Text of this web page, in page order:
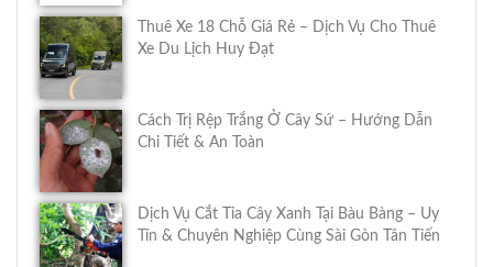
Thuê Xe 18 Chỗ Giá Rẻ – Dịch Vụ Cho Thuê
Xe Du Lịch Huy Đạt
Cách Trị Rệp Trắng Ở Cây Sứ – Hướng Dẫn
Chi Tiết & An Toàn
Dịch Vụ Cắt Tỉa Cây Xanh Tại Bàu Bàng – Uy
Tín & Chuyên Nghiệp Cùng Sài Gòn Tân Tiến